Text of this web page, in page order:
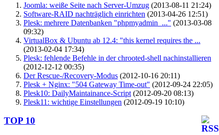
Joomla: weiße Seite nach Server-Umzug (2013-08-11 21:24)
Software-RAID nachträglich einrichten (2013-04-26 12:51)
Plesk: mehrere Datenbanken "phpmyadmin_..." (2013-03-08
09:32)
VirtualBox & Ubuntu ab 12.4: "this kernel requires the ...
(2013-02-04 17:34)
Plesk: fehlende Befehle in der chrooted-shell nachinstallieren
(2012-12-12 00:35)
Der Rescue-/Recovery-Modus (2012-10-16 20:11)
Plesk + Nginx: "504 Gateway Time-out" (2012-09-24 22:05)
Plesk10: DailyMaintainance-Script (2012-09-20 08:13)
Plesk11: wichtige Einstellungen (2012-09-19 10:10)
TOP 10